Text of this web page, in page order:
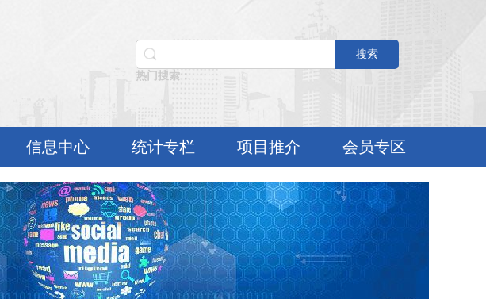
搜索
热门搜索：
信息中心 统计专栏 项目推介 会员专区